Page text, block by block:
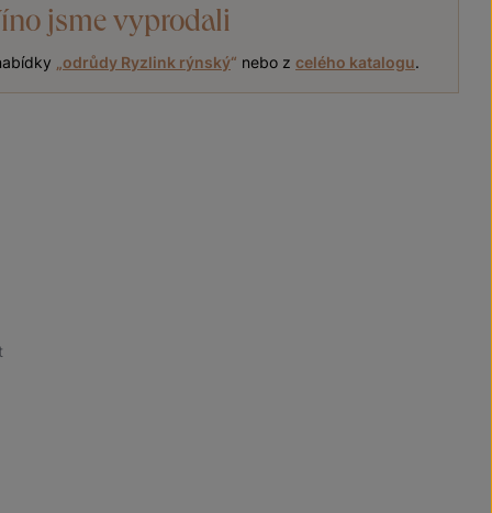
jsme vyprodali
odrůdy Ryzlink rýnský“ nebo z celého katalogu.